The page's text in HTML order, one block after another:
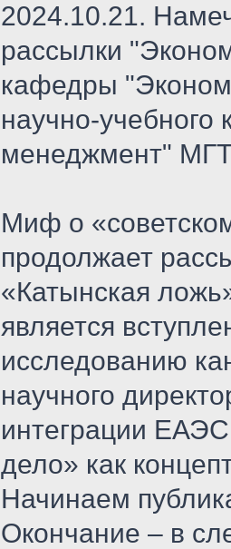
2024.10.21.
рассылки
кафедры
научно-
менеджмент"
Миф о
продолжает
«Катынская
является
исследованию
научного
интеграции
дело» как
Начинаем
Окончание – в